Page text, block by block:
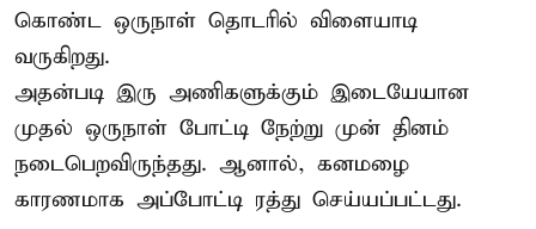
கொண்ட ஒருநாள் தொடரில் விளையாடி
வருகிறது.
அதன்படி இரு அணிகளுக்கும் இடையேயான
முதல் ஒருநாள் போட்டி நேற்று முன் தினம்
நடைபெறவிருந்தது. ஆனால், கனமழை
காரணமாக அப்போட்டி ரத்து செய்யப்பட்டது.